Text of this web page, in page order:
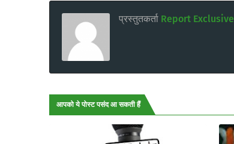
प्रस्तुतकर्ता Report Exclusive
आपको ये पोस्ट पसंद आ सकती हैं